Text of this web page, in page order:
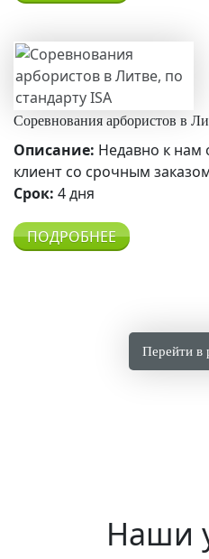
Соревнования арбористов в
Описание: Недавно к нам
клиент со срочным
Срок: 4 дня
ПОДРОБНЕЕ
Перейти в
Наши